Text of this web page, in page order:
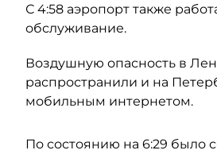
С 4:58 аэропорт также
обслуживание.
Воздушную опасность в
распространили и на
мобильным интернетом.
По состоянию на 6:29 было